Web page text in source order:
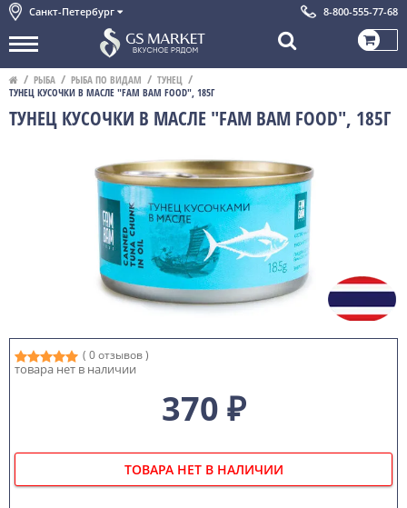
Санкт-Петербург 8-800-555-77-68
РЫБА РЫБА ПО ВИДАМ
ТУНЕЦ
ТУНЕЦ КУСОЧКИ В МАСЛЕ "FAM BAM FOOD", 185Г
ТУНЕЦ КУСОЧКИ В МАСЛЕ "FAM BAM FOOD", 185Г
( 0 отзывов )
товара нет в наличии
370 ₽
ТОВАРА НЕТ В НАЛИЧИИ